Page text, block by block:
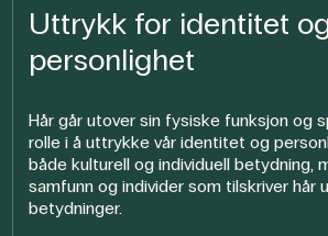
Uttrykk for identitet
personlighet
Hår går utover sin fysiske funksjon og
rolle i å uttrykke vår identitet og
både kulturell og individuell betydning,
samfunn og individer som tilskriver hår
betydninger.